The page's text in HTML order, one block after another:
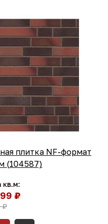
плитка NF-формат
(104587)
кв.м:
₽
₽